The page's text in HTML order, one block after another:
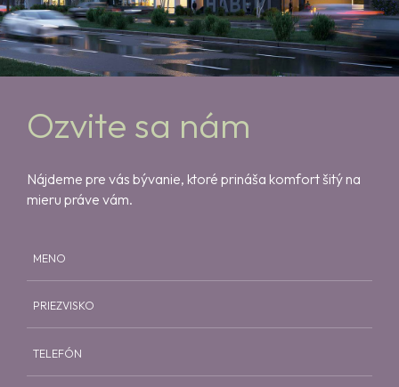
Ozvite sa nám
Nájdeme pre vás bývanie, ktoré prináša komfort šitý na
mieru práve vám.
MENO
PRIEZVISKO
TELEFÓN